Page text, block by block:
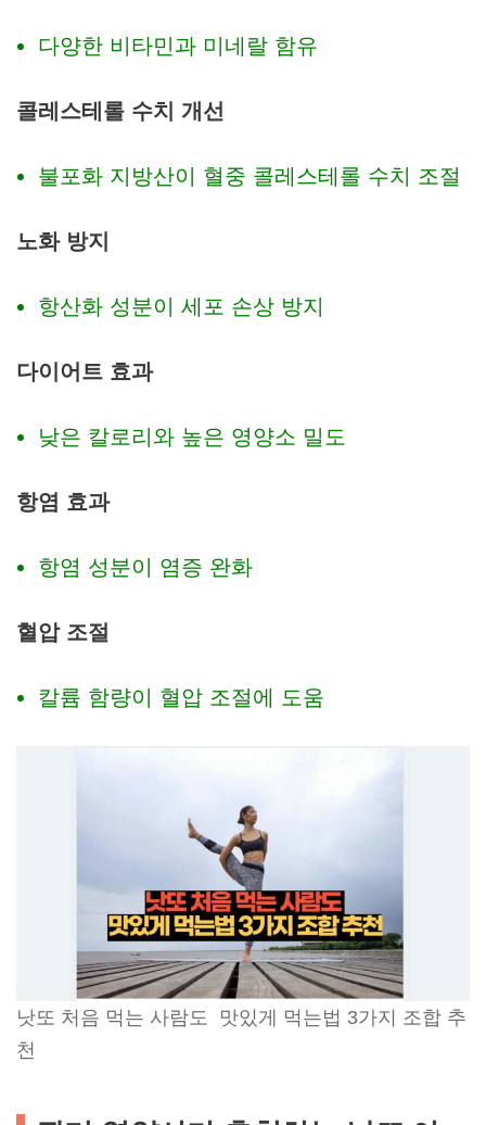
다양한 비타민과 미네랄 함유
콜레스테롤 수치 개선
불포화 지방산이 혈중 콜레스테롤 수치 조절
노화 방지
항산화 성분이 세포 손상 방지
다이어트 효과
낮은 칼로리와 높은 영양소 밀도
항염 효과
항염 성분이 염증 완화
혈압 조절
칼륨 함량이 혈압 조절에 도움
낫또 처음 먹는 사람도 맛있게 먹는법 3가지 조합 추
천